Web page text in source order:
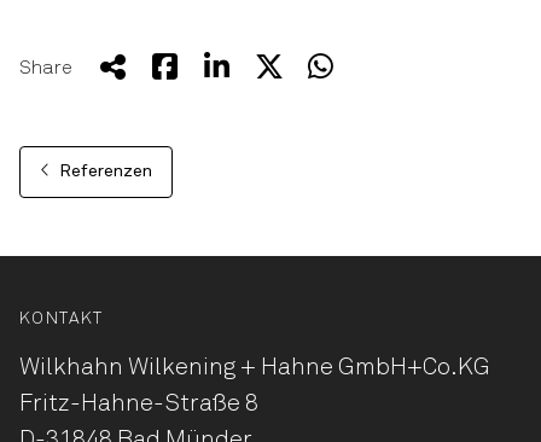
Share
Referenzen
KONTAKT
Wilkhahn Wilkening + Hahne GmbH+Co.KG
Fritz-Hahne-Straße 8